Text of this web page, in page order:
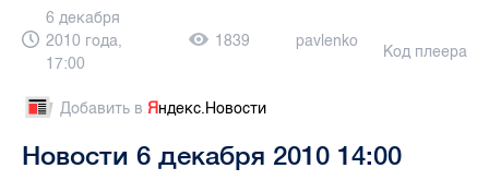
6 декабря
2010 года,
17:00
1839 pavlenko
Код плеера
Добавить в Яндекс.Новости
Новости 6 декабря 2010 14:00